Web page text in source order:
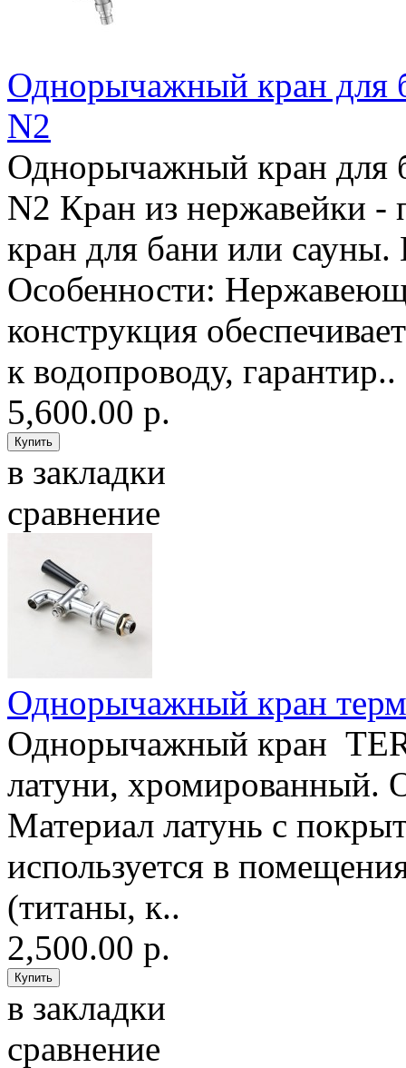
Однорычажный кран для
N2
Однорычажный кран для
N2 Кран из нержавейки -
кран для бани или
Особенности:
конструкция
к водопроводу, гарантир..
5,600.00 р.
в закладки
сравнение
Однорычажный кран
Однорычажный кран
латуни, хромированный.
Материал латунь с
используется в
(титаны, к..
2,500.00 р.
в закладки
сравнение